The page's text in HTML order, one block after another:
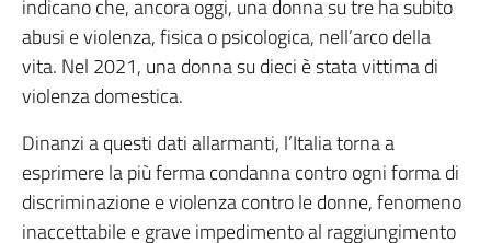
indicano che, ancora oggi, una donna su tre ha subito
abusi e violenza, fisica o psicologica, nell’arco della
vita. Nel 2021, una donna su dieci è stata vittima di
violenza domestica.
Dinanzi a questi dati allarmanti, l’Italia torna a
esprimere la più ferma condanna contro ogni forma di
discriminazione e violenza contro le donne, fenomeno
inaccettabile e grave impedimento al raggiungimento